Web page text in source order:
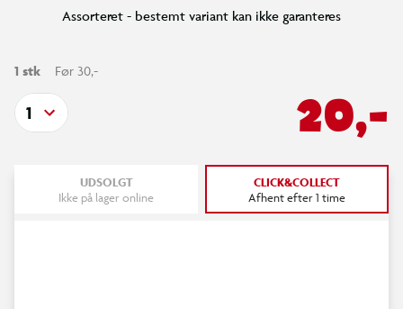
Assorteret - bestemt variant kan ikke garanteres
1 stk Før 30,-
20,-
1
UDSOLGT
Ikke på lager online
CLICK&COLLECT
Afhent efter 1 time